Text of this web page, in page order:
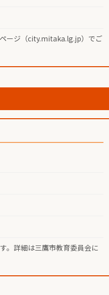
ージ（city.mitaka.lg.jp）でご
。詳細は三鷹市教育委員会に